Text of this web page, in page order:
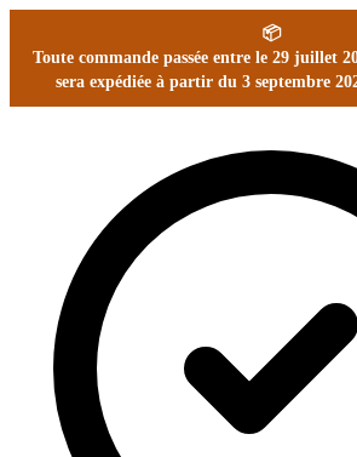
📦
Toute commande passée entre le 29 juillet
sera expédiée à partir du 3 septembre